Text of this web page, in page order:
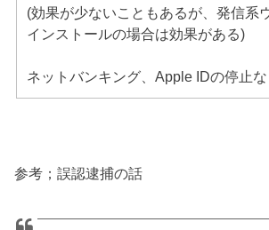
(効果が少ないこともあるが、発信系
インストールの場合は効果がある)
ネットバンキング、Apple IDの停止な
参考；誤認逮捕の話